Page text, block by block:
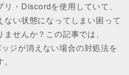
・Discordを使用していて、
ない状態になってしまい困って
せんか？この記事では、
ジが消えない場合の対処法を